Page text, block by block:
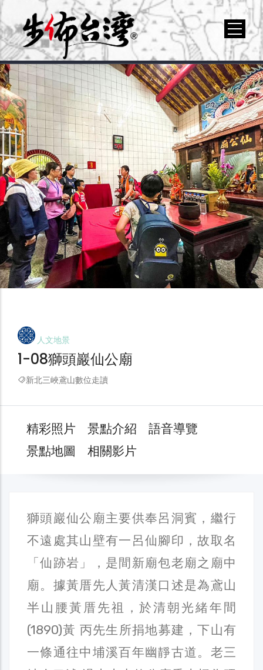
人文地景
1-08獅頭巖仙公廟
新北三峽鳶山數位走讀
精彩照片 景點介紹
語音導覽
景點地圖
相關影片
獅頭巖仙公廟主要供奉呂洞賓，繼行
不遠處其山壁有一呂仙腳印，故取名
「仙跡岩」，是間新廟包老廟之廟中
廟。據黃厝先人黃清漢口述是為鳶山
半山腰黃厝先祖，於清朝光緒年間
(1890)黃 丙先生所捐地募建，下山有
一條通往中埔溪百年幽靜古道。老三